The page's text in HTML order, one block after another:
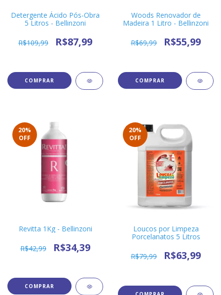
Detergente Ácido Pós-Obra
5 Litros - Bellinzoni
R$109,99 R$87,99
Woods Renovador de
Madeira 1 Litro - Bellinzoni
R$69,99 R$55,99
20%
OFF
Revitta 1Kg - Bellinzoni
R$42,99 R$34,39
20%
OFF
Loucos por Limpeza
Porcelanatos 5 Litros
R$79,99 R$63,99